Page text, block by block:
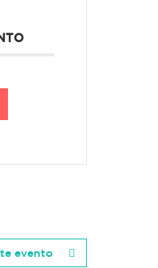
evento